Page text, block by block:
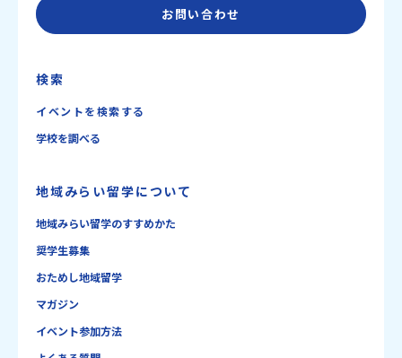
お問い合わせ
検索
イベントを検索する
学校を調べる
地域みらい留学について
地域みらい留学のすすめかた
奨学生募集
おためし地域留学
マガジン
イベント参加方法